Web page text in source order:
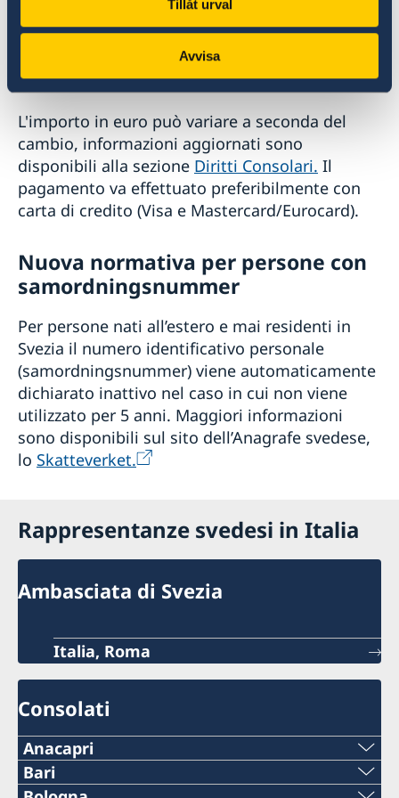
Tillåt urval
Avvisa
notifica (non dalla nascita).
In caso di necessità, l'Ambasciata si riserva di
richiedere documentazione aggiuntiva.
L'importo in euro può variare a seconda del
cambio, informazioni aggiornati sono
disponibili alla sezione Diritti Consolari. Il
pagamento va effettuato preferibilmente con
carta di credito (Visa e Mastercard/Eurocard).
Nuova normativa per persone con
samordningsnummer
Per persone nati all’estero e mai residenti in
Svezia il numero identificativo personale
(samordningsnummer) viene automaticamente
dichiarato inattivo nel caso in cui non viene
utilizzato per 5 anni. Maggiori informazioni
sono disponibili sul sito dell’Anagrafe svedese,
lo Skatteverket.
Rappresentanze svedesi in Italia
Ambasciata di Svezia
Italia, Roma
Consolati
Anacapri
Telefono:
Bari